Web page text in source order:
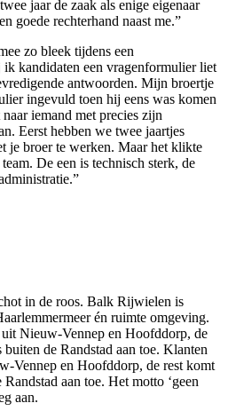
jaar de zaak als enige eigenaar
goede rechterhand naast me.”
zo bleek tijdens een
kandidaten een vragenformulier liet
antwoorden. Mijn broertje
ingevuld toen hij eens was komen
iemand met precies zijn
Eerst hebben we twee jaartjes
je broer te werken. Maar het klikte
De een is technisch sterk, de
in de roos. Balk Rijwielen is
én ruimte omgeving.
Nieuw-Vennep en Hoofddorp, de
de Randstad aan toe. Klanten
Vennep en Hoofddorp, de rest komt
aan toe. Het motto ‘geen
aan.